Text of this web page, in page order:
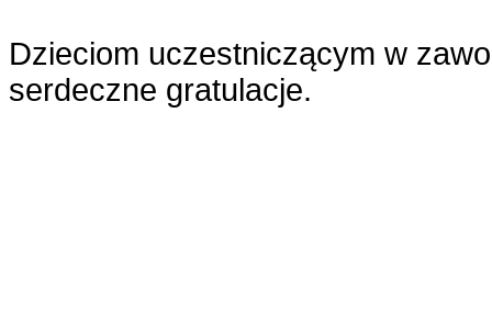
Dzieciom uczestniczącym w
serdeczne gratulacje.